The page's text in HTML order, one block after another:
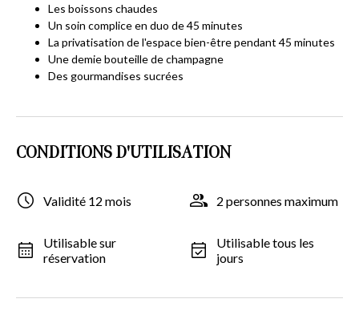
Les boissons chaudes
Un soin complice en duo de 45 minutes
La privatisation de l'espace bien-être pendant 45 minutes
Une demie bouteille de champagne
Des gourmandises sucrées
CONDITIONS D'UTILISATION
Validité 12 mois 2 personnes maximum
Utilisable sur
réservation
Utilisable tous les
jours